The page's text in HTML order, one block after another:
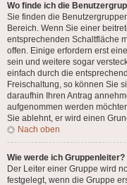
Wo finde ich die
Sie finden die
Bereich. Wenn Sie einer
entsprechenden Schaltfläche
offen. Einige erfordern erst
sein und weitere sogar
einfach durch die
Freischaltung, so können Sie
daraufhin Ihren Antrag
aufgenommen werden
Sie ablehnt, er wird einen
Nach oben
Wie werde ich Gruppenleiter?
Der Leiter einer Gruppe wird
festgelegt, wenn die Gruppe